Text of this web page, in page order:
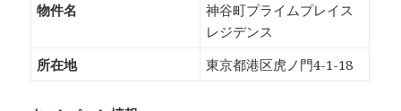
物件名
神谷町プライムプレイス
レジデンス
所在地
東京都港区虎ノ門4-1-18